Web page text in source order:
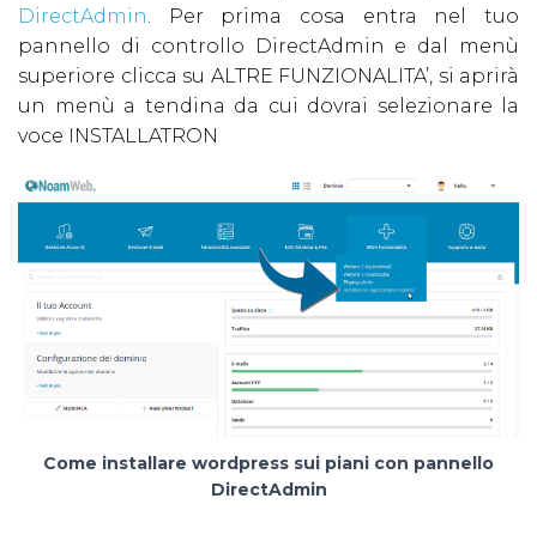
DirectAdmin. Per prima cosa entra nel tuo
pannello di controllo DirectAdmin e dal menù
superiore clicca su ALTRE FUNZIONALITA’, si aprirà
un menù a tendina da cui dovrai selezionare la
voce INSTALLATRON
Come installare wordpress sui piani con pannello
DirectAdmin